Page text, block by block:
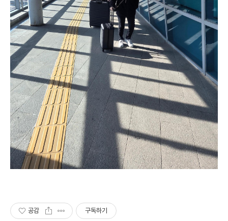
공감 구독하기